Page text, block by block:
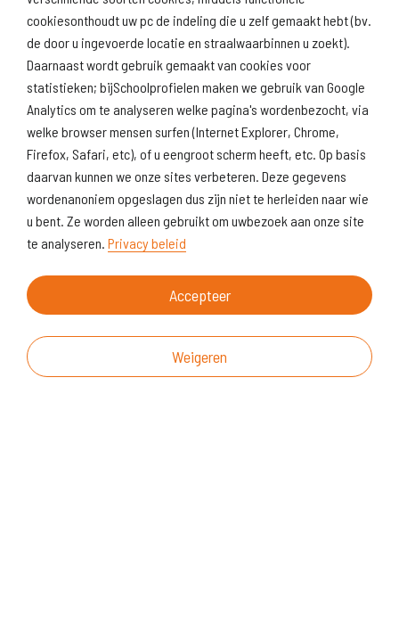
cookiesonthoudt uw pc de indeling die u zelf gemaakt hebt (bv.
de door u ingevoerde locatie en straalwaarbinnen u zoekt).
Daarnaast wordt gebruik gemaakt van cookies voor
statistieken; bijSchoolprofielen maken we gebruik van Google
Analytics om te analyseren welke pagina's wordenbezocht, via
welke browser mensen surfen (Internet Explorer, Chrome,
Firefox, Safari, etc), of u eengroot scherm heeft, etc. Op basis
daarvan kunnen we onze sites verbeteren. Deze gegevens
wordenanoniem opgeslagen dus zijn niet te herleiden naar wie
u bent. Ze worden alleen gebruikt om uwbezoek aan onze site
te analyseren. Privacy beleid
Accepteer
Weigeren
Naar scholenopdekaart.nl